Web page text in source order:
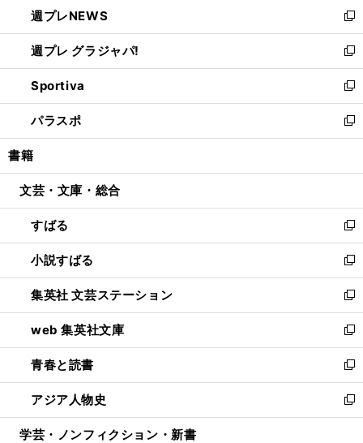
く
で
開
く
ド
ウ
で
開
く
い
ウ
ィ
ン
ド
ウ
で
開
週プレNEWS
新
し
い
ウ
ィ
ン
ド
ウ
開
週プレ グラジャパ!
新
し
い
ウ
ィ
ン
ウ
開
く
Sportiva
新
し
い
ウ
ン
ウ
で
開
く
パラスポ
新
し
ウ
ン
ド
ウ
で
開
く
書籍
文芸・文庫・総合
すばる
新
し
い
ウ
ィ
ン
ド
ウ
で
開
く
小説すばる
新
し
い
ウ
ィ
ン
ド
ウ
で
開
集英社 文芸ステーション
新
し
い
ウ
ィ
ン
ド
ウ
web 集英社文庫
新
し
い
ウ
ィ
ン
青春と読書
新
し
い
ウ
アジア人物史
新
し
学芸・ノンフィクション・新書